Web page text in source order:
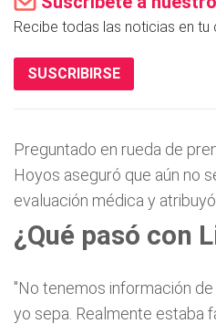
Recibe todas las noticias en tu
SUSCRIBIRSE
Preguntado en rueda de
Hoyos aseguró que aún no
evaluación médica y
¿Qué pasó con
"No tenemos información
yo sepa. Realmente estaba